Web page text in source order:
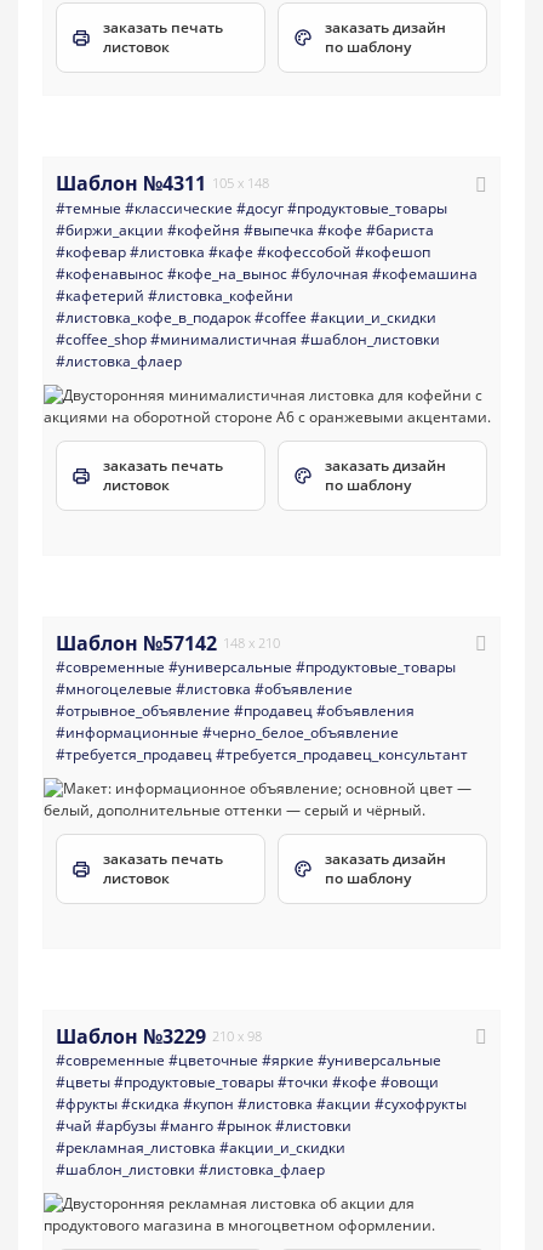
заказать печать
листовок
заказать дизайн
по шаблону
Шаблон №4311 105 x 148
#темные #классические #досуг#продуктовые_товары
#биржи_акции #кофейня #выпечка #кофе #бариста
#кофевар#листовка #кафе #кофессобой #кофешоп
#кофенавынос#кофе_на_вынос#булочная #кофемашина
#кафетерий #листовка_кофейни
#листовка_кофе_в_подарок#coffee #акции_и_скидки
#coffee_shop#минималистичная #шаблон_листовки
#листовка_флаер
заказать печать
листовок
заказать дизайн
по шаблону
Шаблон №57142 148 x 210
#современные #универсальные #продуктовые_товары
#многоцелевые #листовка #объявление
#отрывное_объявление #продавец#объявления
#информационные #черно_белое_объявление
#требуется_продавец#требуется_продавец_консультант
заказать печать
листовок
заказать дизайн
по шаблону
Шаблон №3229 210 x 98
#современные #цветочные #яркие #универсальные
#цветы#продуктовые_товары#точки #кофе #овощи
#фрукты#скидка #купон #листовка #акции #сухофрукты
#чай #арбузы#манго#рынок#листовки
#рекламная_листовка #акции_и_скидки
#шаблон_листовки #листовка_флаер